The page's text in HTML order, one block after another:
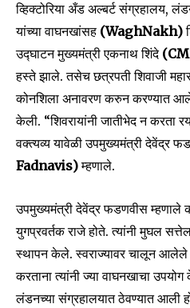
व्हिक्टोरिया अँड अल्बर्ट संग्रहालय,
यांच्या वाघनखांसह (WaghNakh)
उद्घाटन मुख्यमंत्री एकनाथ शिंदे
हस्ते झाले. तसेच छत्रपती शिवाजी
कोनशिला अनावरण करुन करण्यात आले.
केली. “शिवरायांनी जातीभेद न करता
वक्त्यव्य यावेळी उपमुख्यमंत्री देवेंद्र
Fadnavis)म्हणाले.
उपमुख्यमंत्री देवेंद्र फडणवीस म्हणाले
युगप्रवर्तक राजे होते. त्यांनी मुघल
स्थापन केले. स्वराज्यावर चालून
करताना त्यांनी ज्या वाघनखाचा
लंडनच्या संग्रहालयात ठेवण्यात आली